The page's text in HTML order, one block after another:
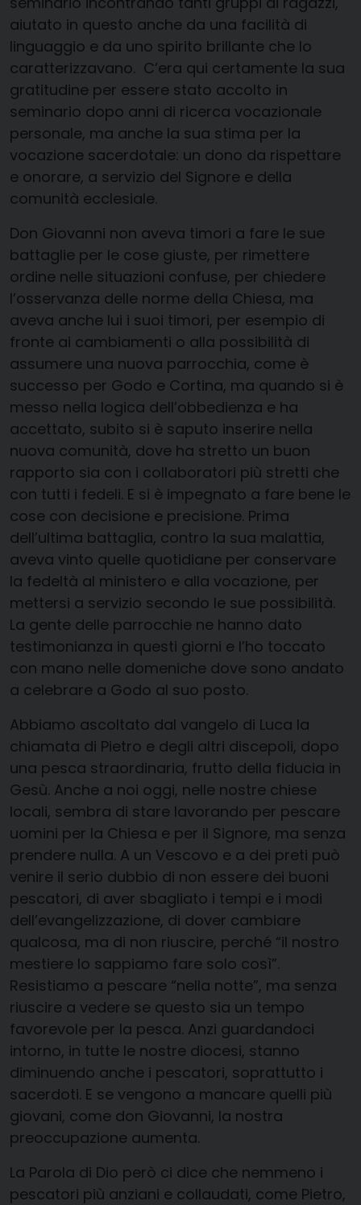
aiutato in questo anche da una facilità di
linguaggio e da uno spirito brillante che lo
caratterizzavano. C’era qui certamente la sua
gratitudine per essere stato accolto in
seminario dopo anni di ricerca vocazionale
personale, ma anche la sua stima per la
vocazione sacerdotale: un dono da rispettare
e onorare, a servizio del Signore e della
comunità ecclesiale.
Don Giovanni non aveva timori a fare le sue
battaglie per le cose giuste, per rimettere
ordine nelle situazioni confuse, per chiedere
l’osservanza delle norme della Chiesa, ma
aveva anche lui i suoi timori, per esempio di
fronte ai cambiamenti o alla possibilità di
assumere una nuova parrocchia, come è
successo per Godo e Cortina, ma quando si è
messo nella logica dell’obbedienza e ha
accettato, subito si è saputo inserire nella
nuova comunità, dove ha stretto un buon
rapporto sia con i collaboratori più stretti che
con tutti i fedeli. E si è impegnato a fare bene le
cose con decisione e precisione. Prima
dell’ultima battaglia, contro la sua malattia,
aveva vinto quelle quotidiane per conservare
la fedeltà al ministero e alla vocazione, per
mettersi a servizio secondo le sue possibilità.
La gente delle parrocchie ne hanno dato
testimonianza in questi giorni e l’ho toccato
con mano nelle domeniche dove sono andato
a celebrare a Godo al suo posto.
Abbiamo ascoltato dal vangelo di Luca la
chiamata di Pietro e degli altri discepoli, dopo
una pesca straordinaria, frutto della fiducia in
Gesù. Anche a noi oggi, nelle nostre chiese
locali, sembra di stare lavorando per pescare
uomini per la Chiesa e per il Signore, ma senza
prendere nulla. A un Vescovo e a dei preti può
venire il serio dubbio di non essere dei buoni
pescatori, di aver sbagliato i tempi e i modi
dell’evangelizzazione, di dover cambiare
qualcosa, ma di non riuscire, perché “il nostro
mestiere lo sappiamo fare solo così”.
Resistiamo a pescare “nella notte”, ma senza
riuscire a vedere se questo sia un tempo
favorevole per la pesca. Anzi guardandoci
intorno, in tutte le nostre diocesi, stanno
diminuendo anche i pescatori, soprattutto i
sacerdoti. E se vengono a mancare quelli più
giovani, come don Giovanni, la nostra
preoccupazione aumenta.
La Parola di Dio però ci dice che nemmeno i
pescatori più anziani e collaudati, come Pietro,